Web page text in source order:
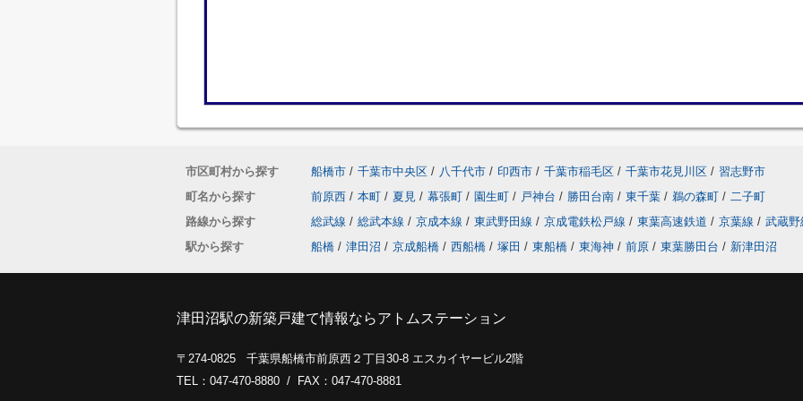
市区町村から探す 船橋市 / 千葉市中央区 / 八千代市 / 印西市 / 千葉市稲毛区 / 千葉市花見川区 / 習志野市
町名から探す
前原西 / 本町 / 夏見 / 幕張町 / 園生町 / 戸神台 / 勝田台南 / 東千葉 / 鵜の森町 / 二子町
路線から探す
総武線 / 総武本線 / 京成本線 / 東武野田線 / 京成電鉄松戸線 / 東葉高速鉄道 / 京葉線 / 武蔵野
駅から探す
船橋 / 津田沼 / 京成船橋 / 西船橋 / 塚田 / 東船橋 / 東海神 / 前原 / 東葉勝田台 / 新津田沼
津田沼駅の新築戸建て情報ならアトムステーション
〒274-0825 千葉県船橋市前原西２丁目30-8 エスカイヤービル2階
TEL：047-470-8880 / FAX：047-470-8881